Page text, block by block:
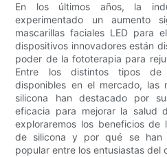
En los últimos años, la
experimentado un aumento
mascarillas faciales LED para
dispositivos innovadores están
poder de la fototerapia para
Entre los distintos tipos de
disponibles en el mercado, las
silicona han destacado por
eficacia para mejorar la salud
exploraremos los beneficios de
de silicona y por qué se han
popular entre los entusiastas del